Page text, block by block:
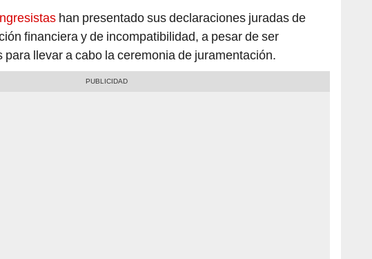
han presentado sus declaraciones juradas de
financiera y de incompatibilidad, a pesar de ser
llevar a cabo la ceremonia de juramentación.